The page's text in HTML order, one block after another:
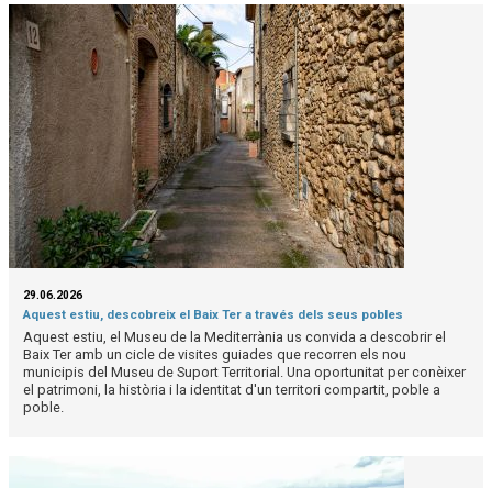
29.06.2026
Aquest estiu, descobreix el Baix Ter a través dels seus pobles
Aquest estiu, el Museu de la Mediterrània us convida a descobrir el
Baix Ter amb un cicle de visites guiades que recorren els nou
municipis del Museu de Suport Territorial. Una oportunitat per conèixer
el patrimoni, la història i la identitat d'un territori compartit, poble a
poble.